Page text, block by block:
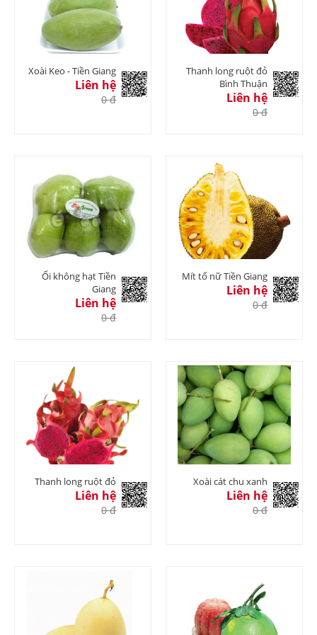
Xoài Keo - Tiền Giang
Liên hệ
0 đ
Thanh long ruột đỏ
Bình Thuận
Liên hệ
0 đ
Ổi không hạt Tiền
Giang
Liên hệ
0 đ
Mít tố nữ Tiền Giang
Liên hệ
0 đ
Thanh long ruột đỏ
Liên hệ
0 đ
Xoài cát chu xanh
Liên hệ
0 đ